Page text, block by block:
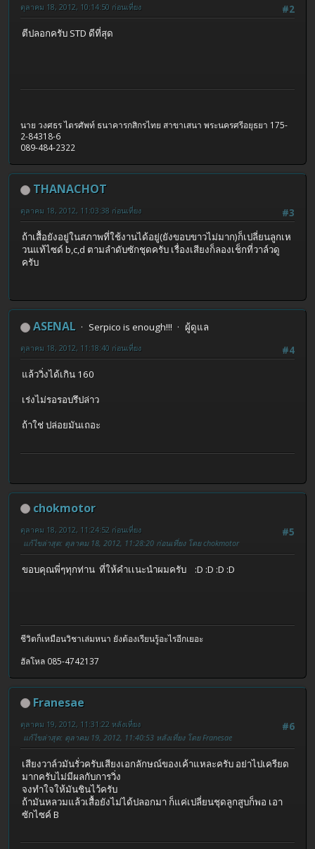
#2
ตุลาคม 18, 2012, 10:14:50 ก่อนเที่ยง
ตีปลอกครับ STD ดีที่สุด
นาย วงศธร ไตรศัพท์ ธนาคารกสิกรไทย สาขาเสนา พระนครศรีอยุธยา 175-
2-84318-6
089-484-2322
THANACHOT
#3
ตุลาคม 18, 2012, 11:03:38 ก่อนเที่ยง
ถ้าเสื้อยังอยู่ในสภาพที่ใช้งานได้อยู่(ยังขอบขาวไม่มาก)ก็เปลี่ยนลูกเห
วนแท้ไซด์ b,c,d ตามลำดับซักชุดครับ เรื่องเสียงก็ลองเช็กที่วาล์วดู
ครับ
ASENAL Serpico is enough!!!
ผู้ดูแล
#4
ตุลาคม 18, 2012, 11:18:40 ก่อนเที่ยง
แล้ววิ่งได้เกิน 160
เร่งไม่รอรอบรึปล่าว
ถ้าใช่ ปล่อยมันเถอะ
chokmotor
#5
ตุลาคม 18, 2012, 11:24:52 ก่อนเที่ยง
แก้ไขล่าสุด: ตุลาคม 18, 2012, 11:28:20 ก่อนเที่ยง โดย chokmotor
ขอบคุณพี่ๆทุกท่าน ที่ให้คำเเนะนำผมครับ :D :D :D :D
ชีวิตก็เหมือนวิชาเล่มหนา ยังต้องเรียนรู้อะไรอีกเยอะ
ฮัลโหล 085-4742137
Franesae
#6
ตุลาคม 19, 2012, 11:31:22 หลังเที่ยง
แก้ไขล่าสุด: ตุลาคม 19, 2012, 11:40:53 หลังเที่ยง โดย Franesae
เสียงวาล์วมันรั่วครับเสียงเอกลักษณ์ของเค้าแหละครับ อย่าไปเครียด
มากครับไม่มีผลกับการวิ่ง
จงทำใจให้มันชินไว้ครับ
ถ้ามันหลวมแล้วเสื้อยังไม่ได้ปลอกมา ก็แค่เปลี่ยนชุดลูกสูบก็พอ เอา
ซักไซค์ B